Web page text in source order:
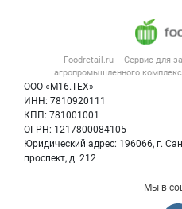
Foodretail.ru – Сервис для
агропромышленного
ООО «М16.ТЕХ»
ИНН: 7810920111
КПП: 781001001
ОГРН: 1217800084105
Юридический адрес: 196066, г.
проспект, д. 212
Контактная
Политика обработки
Напитки,
Оборудование
Информация
Мы в